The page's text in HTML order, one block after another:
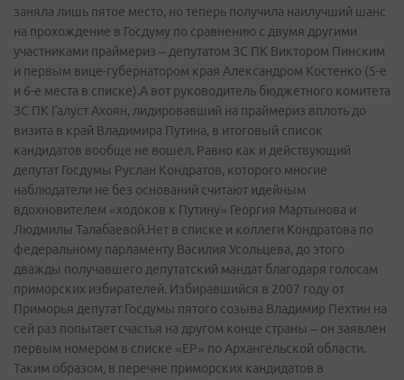
заняла лишь пятое место, но теперь получила наилучший шанс
на прохождение в Госдуму по сравнению с двумя другими
участниками праймериз – депутатом ЗС ПК Виктором Пинским
и первым вице-губернатором края Александром Костенко (5-е
и 6-е места в списке).А вот руководитель бюджетного комитета
ЗС ПК Галуст Ахоян, лидировавший на праймериз вплоть до
визита в край Владимира Путина, в итоговый список
кандидатов вообще не вошел. Равно как и действующий
депутат Госдумы Руслан Кондратов, которого многие
наблюдатели не без оснований считают идейным
вдохновителем «ходоков к Путину» Георгия Мартынова и
Людмилы Талабаевой.Нет в списке и коллеги Кондратова по
федеральному парламенту Василия Усольцева, до этого
дважды получавшего депутатский мандат благодаря голосам
приморских избирателей. Избиравшийся в 2007 году от
Приморья депутат Госдумы пятого созыва Владимир Пехтин на
сей раз попытает счастья на другом конце страны – он заявлен
первым номером в списке «ЕР» по Архангельской области.
Таким образом, в перечне приморских кандидатов в